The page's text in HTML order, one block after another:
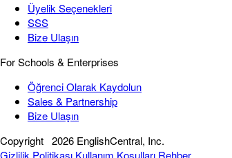
Üyelik Seçenekleri
SSS
Bize Ulaşın
For Schools & Enterprises
Öğrenci Olarak Kaydolun
Sales & Partnership
Bize Ulaşın
Copyright 2026 EnglishCentral, Inc.